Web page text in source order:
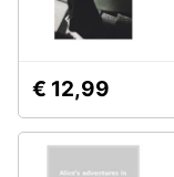
€ 12,99